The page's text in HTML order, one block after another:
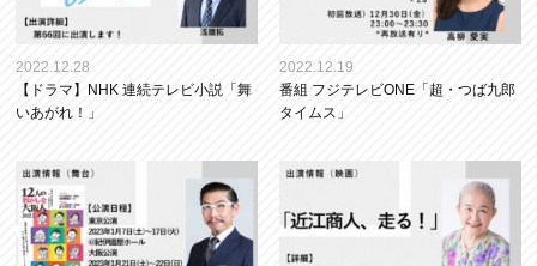
2022.12.28
【ドラマ】NHK 連続テレビ小説「舞
いあがれ！」
2022.12.19
番組 フジテレビONE「超・つば九郎
タイムス」